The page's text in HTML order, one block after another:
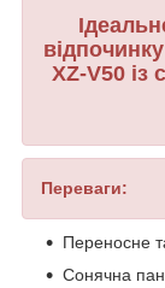
XZ-V50
Переваги:
Переносне
Сонячна